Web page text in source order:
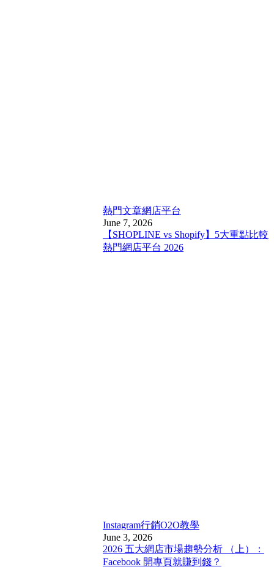
熱門文章網店平台
June 7, 2026
【SHOPLINE vs Shopify】5大重點比較
熱門網店平台 2026
Instagram行銷O2O教學
June 3, 2026
2026 五大網店市場趨勢分析 （上）：
Facebook 開專頁就賺到錢？